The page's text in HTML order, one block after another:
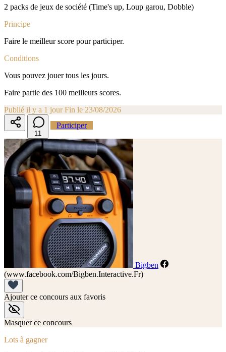
2 packs de jeux de société (Time's up, Loup garou, Dobble)
Principe
Faire le meilleur score pour participer.
Conditions
Vous pouvez jouer tous les jours.
Faire partie des 100 meilleurs scores.
Publié il y a 1 jour Fin le 23/08/2026
11
Participer
Bigben
(www.facebook.com/Bigben.Interactive.Fr)
Ajouter ce concours aux favoris
Masquer ce concours
Lots à gagner